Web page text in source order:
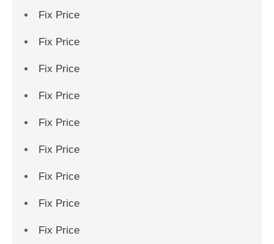
Fix Price
Fix Price
Fix Price
Fix Price
Fix Price
Fix Price
Fix Price
Fix Price
Fix Price